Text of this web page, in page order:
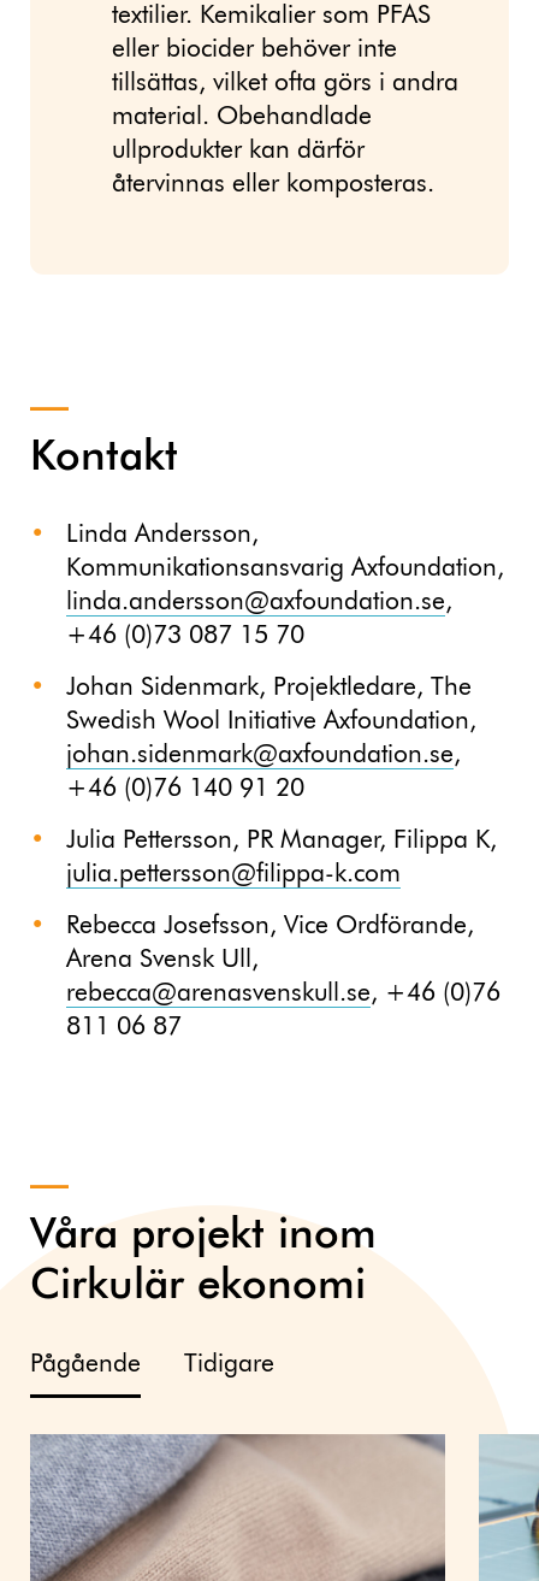
textilier. Kemikalier som PFAS
eller biocider behöver inte
tillsättas, vilket ofta görs i andra
material. Obehandlade
ullprodukter kan därför
återvinnas eller komposteras.
Kontakt
Linda Andersson,
Kommunikationsansvarig Axfoundation,
linda.andersson@axfoundation.se,
+46 (0)73 087 15 70
Johan Sidenmark, Projektledare, The
Swedish Wool Initiative Axfoundation,
johan.sidenmark@axfoundation.se,
+46 (0)76 140 91 20
Julia Pettersson, PR Manager, Filippa K,
julia.pettersson@filippa-k.com
Rebecca Josefsson, Vice Ordförande,
Arena Svensk Ull,
rebecca@arenasvenskull.se, +46 (0)76
811 06 87
Våra projekt inom
Cirkulär ekonomi
Pågående Tidigare